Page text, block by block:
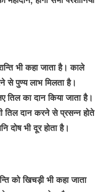
भी कहा जाता है। काले
से पुण्य लाभ मिलता है।
का दान किया जाता है।
तिल दान करने से प्रसन्न होते
दोष भी दूर होता है।
को खिचड़ी भी कहा जाता